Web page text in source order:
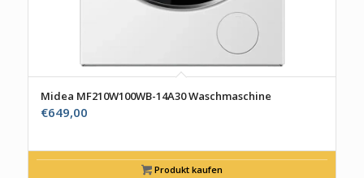
Midea MF210W100WB-14A30 Waschmaschine
€649,00
Produkt kaufen